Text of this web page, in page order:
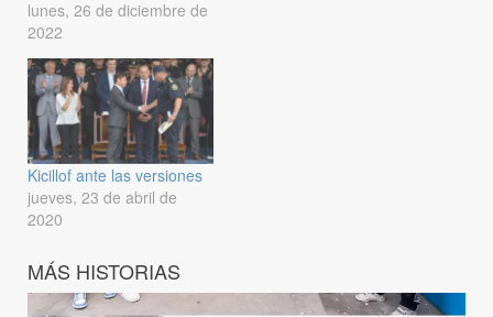
lunes, 26 de diciembre de
2022
Kicillof ante las versiones
jueves, 23 de abril de
2020
MÁS HISTORIAS